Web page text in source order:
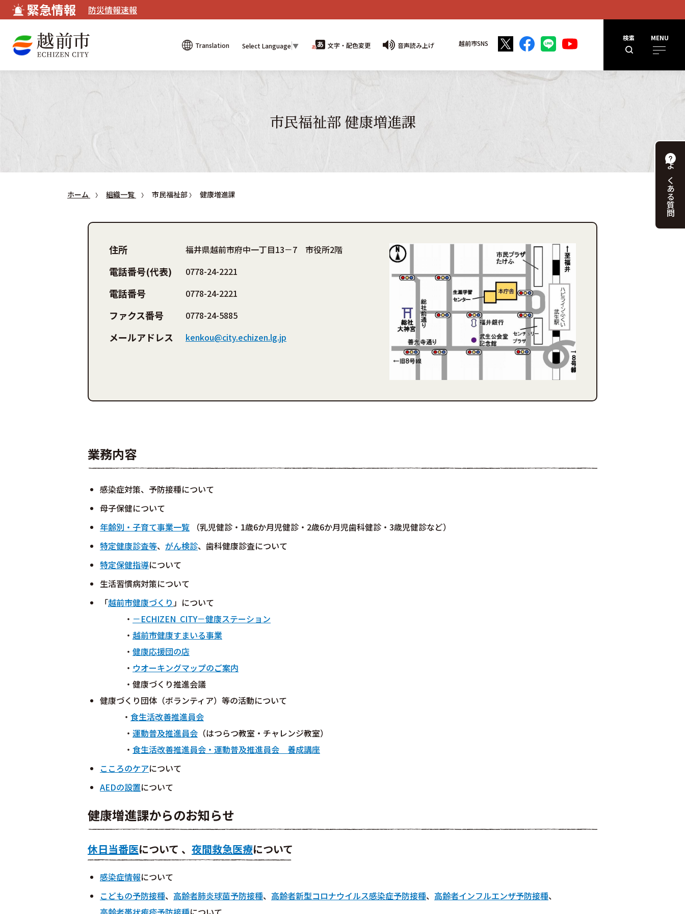
緊急情報 防災情報速報
検索
MENU
Translation
Select Language▼ 文字・配色変更 音声読み上げ 越前市SNS
よくある
質問
市民福祉部 健康増進課
ホーム 組織一覧 市民福祉部 健康増進課
住所 福井県越前市府中一丁目13－7 市役所2階
電話番号(代表) 0778-24-2221
電話番号 0778-24-2221
ファクス番号 0778-24-5885
メールアドレス kenkou@city.echizen.lg.jp
業務内容
感染症対策、予防接種について
母子保健について
年齢別・子育て事業一覧 （乳児健診・1歳6か月児健診・2歳6か月児歯科健診・3歳児健診など）
特定健康診査等、 がん検診、歯科健康診査について
特定保健指導について
生活習慣病対策について
「越前市健康づくり」について
・ －ECHIZEN CITY－健康ステーション
・ 越前市健康すまいる事業
・ 健康応援団の店
・ ウオーキングマップのご案内
・健康づくり推進会議
健康づくり団体（ボランティア）等の活動について
・ 食生活改善推進員会
・ 運動普及推進員会 （はつらつ教室・チャレンジ教室）
・ 食生活改善推進員会・運動普及推進員会 養成講座
こころのケアについて
AEDの設置について
健康増進課からのお知らせ
休日当番医について 、 夜間救急医療について
感染症情報について
こどもの予防接種、 高齢者肺炎球菌予防接種、 高齢者新型コロナウイルス感染症予防接種、 高齢者インフルエンザ予防接種、